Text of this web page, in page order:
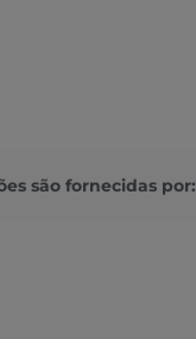
são fornecidas por: